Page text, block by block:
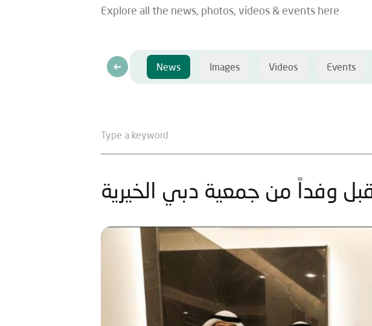
Explore all the news, photos, videos & events here
News Images Videos Events
وفداً من جمعية دبي الخيرية